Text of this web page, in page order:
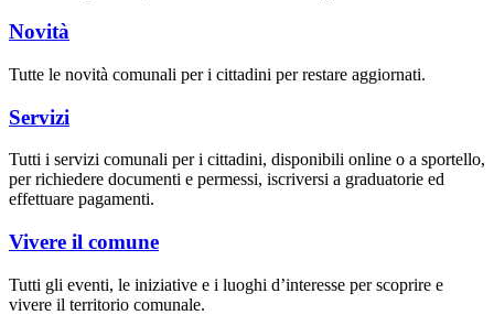
Novità
Tutte le novità comunali per i cittadini per restare aggiornati.
Servizi
Tutti i servizi comunali per i cittadini, disponibili online o a sportello,
per richiedere documenti e permessi, iscriversi a graduatorie ed
effettuare pagamenti.
Vivere il comune
Tutti gli eventi, le iniziative e i luoghi d’interesse per scoprire e
vivere il territorio comunale.